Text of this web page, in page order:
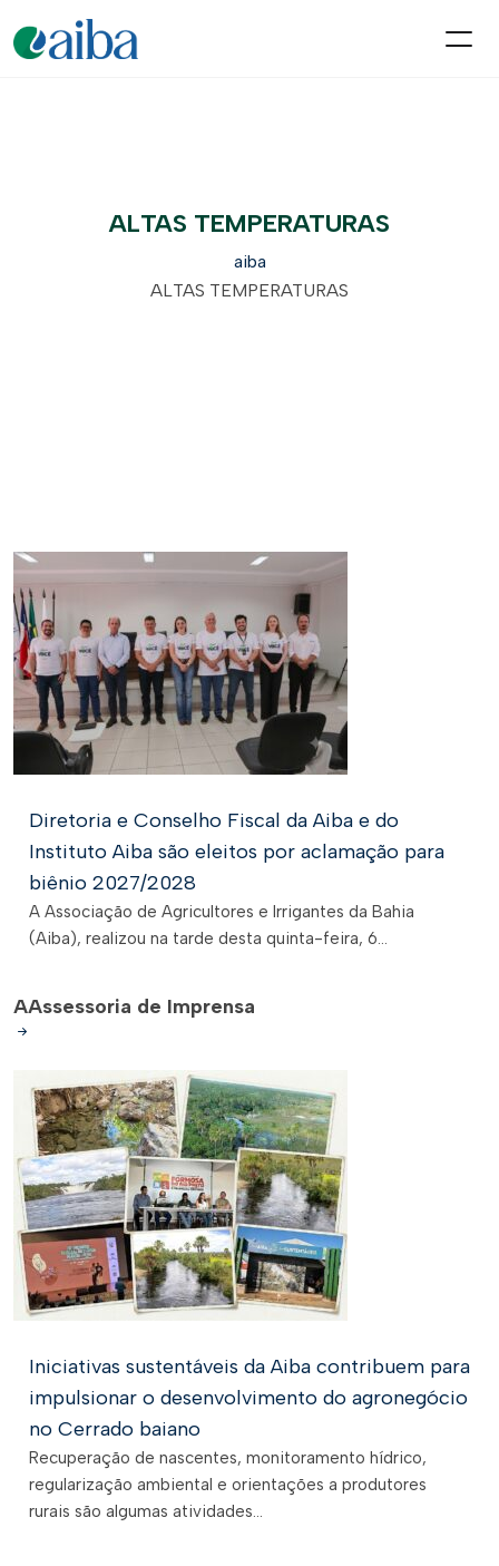
ALTAS TEMPERATURAS
aiba
ALTAS TEMPERATURAS
Diretoria e Conselho Fiscal da Aiba e do
Instituto Aiba são eleitos por aclamação para
biênio 2027/2028
A Associação de Agricultores e Irrigantes da Bahia
(Aiba), realizou na tarde desta quinta-feira, 6...
AAssessoria de Imprensa
Iniciativas sustentáveis da Aiba contribuem para
impulsionar o desenvolvimento do agronegócio
no Cerrado baiano
Recuperação de nascentes, monitoramento hídrico,
regularização ambiental e orientações a produtores
rurais são algumas atividades...